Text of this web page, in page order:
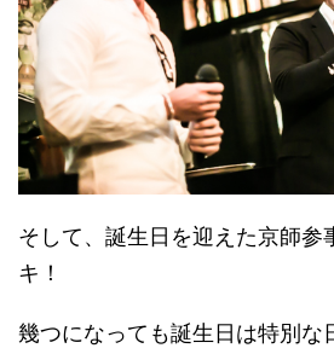
そして、誕生日を迎えた京師参
キ！
幾つになっても誕生日は特別な